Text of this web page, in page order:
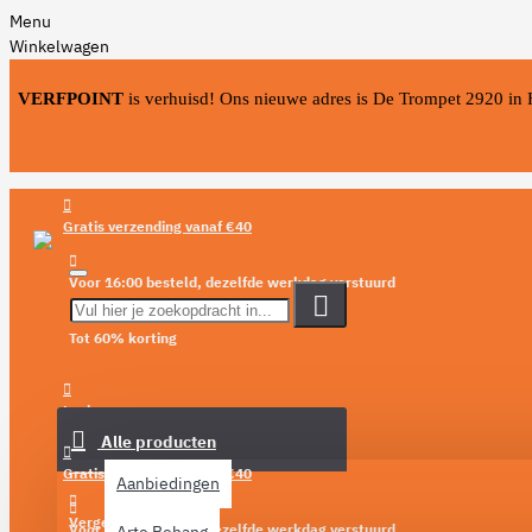
Menu
Winkelwagen
VERFPOINT is verhuisd! Ons nieuwe adres is De Trompet 2920 in
Gratis verzending vanaf €40
Voor 16:00 besteld, dezelfde werkdag verstuurd
Tot 60% korting
Login
Verlanglijst
Vergelijken
Alle producten
Aanbiedingen
Gratis verzending vanaf €40